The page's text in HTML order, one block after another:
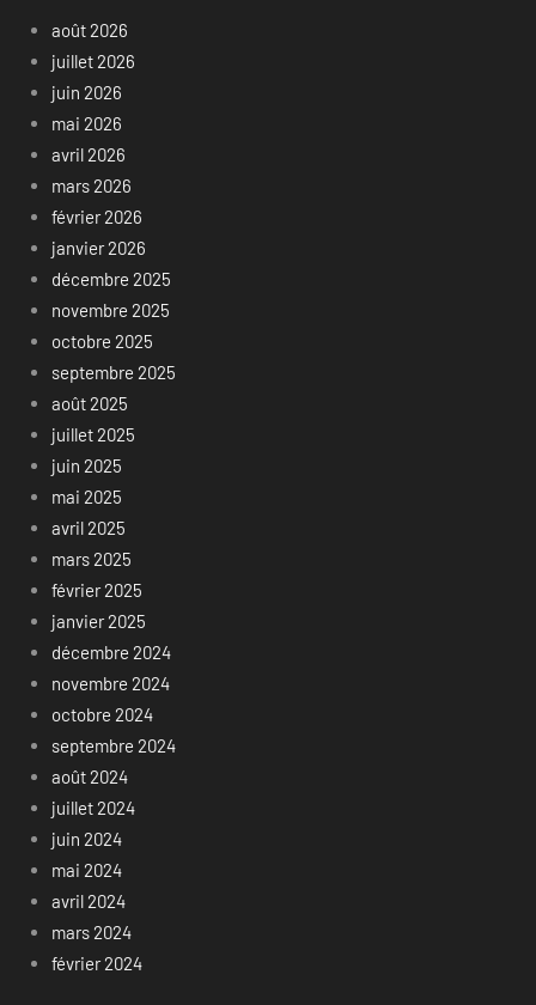
août 2026
juillet 2026
juin 2026
mai 2026
avril 2026
mars 2026
février 2026
janvier 2026
décembre 2025
novembre 2025
octobre 2025
septembre 2025
août 2025
juillet 2025
juin 2025
mai 2025
avril 2025
mars 2025
février 2025
janvier 2025
décembre 2024
novembre 2024
octobre 2024
septembre 2024
août 2024
juillet 2024
juin 2024
mai 2024
avril 2024
mars 2024
février 2024